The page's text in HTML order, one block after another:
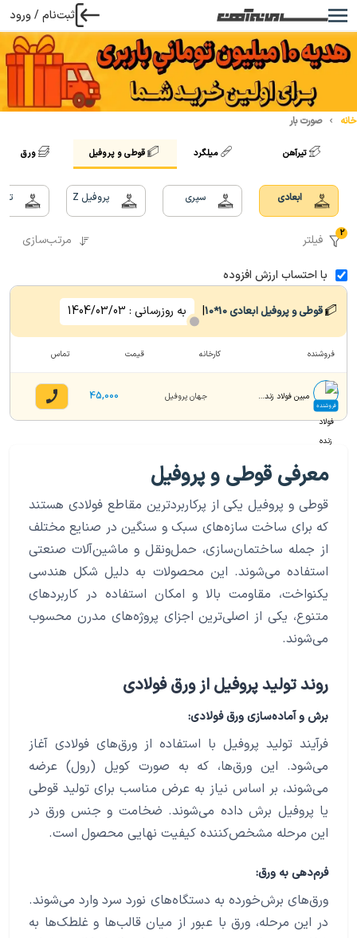
ثبت‌نام / ورود
خانه صورت بار
تیرآهن میلگرد قوطی و پروفیل ورق
ابعادی سپری پروفیل Z
2 فیلتر مرتب‌سازی
با احتساب ارزش افزوده
قوطی و پروفیل ابعادی10*10
| به روزرسانی : 1404/03/03
فروشنده کارخانه قیمت تماس
فروشنده
مبین فولاد زنده رود جهان پروفیل 45,000
معرفی قوطی و پروفیل
قوطی و پروفیل یکی از پرکاربردترین مقاطع فولادی هستند
که برای ساخت سازه‌های سبک و سنگین در صنایع مختلف
از جمله ساختمان‌سازی، حمل‌ونقل و ماشین‌آلات صنعتی
استفاده می‌شوند. این محصولات به دلیل شکل هندسی
یکنواخت، مقاومت بالا و امکان استفاده در کاربردهای
متنوع، یکی از اصلی‌ترین اجزای پروژه‌های مدرن محسوب
می‌شوند.
روند تولید پروفیل از ورق فولادی
برش و آماده‌سازی ورق فولادی:
فرآیند تولید پروفیل با استفاده از ورق‌های فولادی آغاز
می‌شود. این ورق‌ها، که به صورت کویل (رول) عرضه
می‌شوند، بر اساس نیاز به عرض مناسب برای تولید قوطی
یا پروفیل برش داده می‌شوند. ضخامت و جنس ورق در
این مرحله مشخص‌کننده کیفیت نهایی محصول است.
فرم‌دهی به ورق:
ورق‌های برش‌خورده به دستگاه‌های نورد سرد وارد می‌شوند.
در این مرحله، ورق با عبور از میان قالب‌ها و غلطک‌ها به